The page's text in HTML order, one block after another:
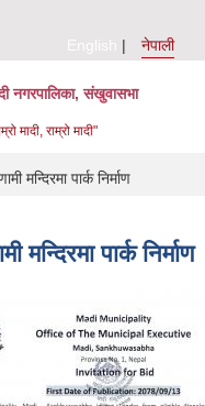
English
नेपाली
नगरपालिका, संखुवासभा
मादी, राम्रो मादी"
here
मन्दिरमा पार्क निर्माण
मन्दिरमा पार्क निर्माण